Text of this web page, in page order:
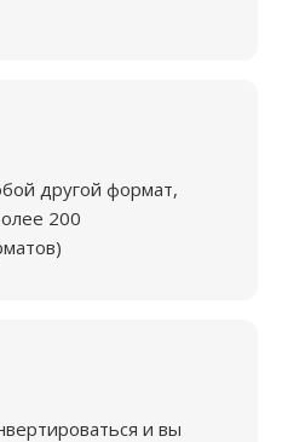
другой формат,
200
и вы